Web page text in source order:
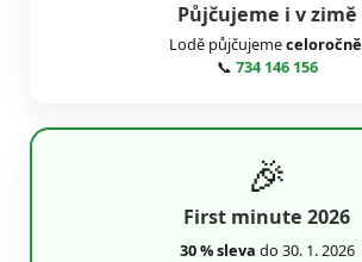
Půjčujeme i v zimě
Lodě půjčujemeceloročně
📞 734 146 156
🎉
First minute 2026
30 % sleva do 30. 1. 2026